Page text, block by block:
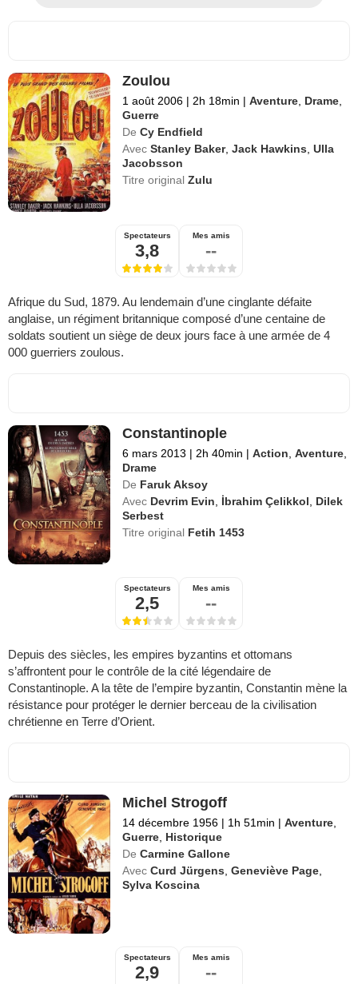
Zoulou
1 août 2006 | 2h 18min | Aventure Drame
Guerre
De Cy Endfield
Avec Stanley Baker,Jack Hawkins ,Ulla
Jacobsson
Titre originalZulu
Spectateurs
3,8
Mes amis
--
Afrique du Sud, 1879. Au lendemain d’une cinglante défaite
anglaise, un régiment britannique composé d’une centaine de
soldats soutient un siège de deux jours face à une armée de 4
000 guerriers zoulous.
Constantinople
6 mars 2013 | 2h 40min | Action ,Aventure
Drame
De Faruk Aksoy
Avec Devrim Evin İbrahim Çelikkol
Dilek
Serbest
Titre original Fetih 1453
Spectateurs
2,5
Mes amis
--
Depuis des siècles, les empires byzantins et ottomans
s’affrontent pour le contrôle de la cité légendaire de
Constantinople. A la tête de l’empire byzantin, Constantin mène la
résistance pour protéger le dernier berceau de la civilisation
chrétienne en Terre d’Orient.
Michel Strogoff
14 décembre 1956 | 1h 51min | Aventure
Guerre Historique
De Carmine Gallone
Avec Curd Jürgens ,Geneviève Page
Sylva Koscina
Spectateurs
2,9
Mes amis
--